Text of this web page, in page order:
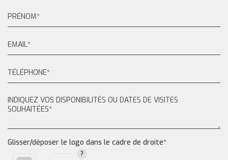
Glisser/déposer le logo dans le cadre de droite*